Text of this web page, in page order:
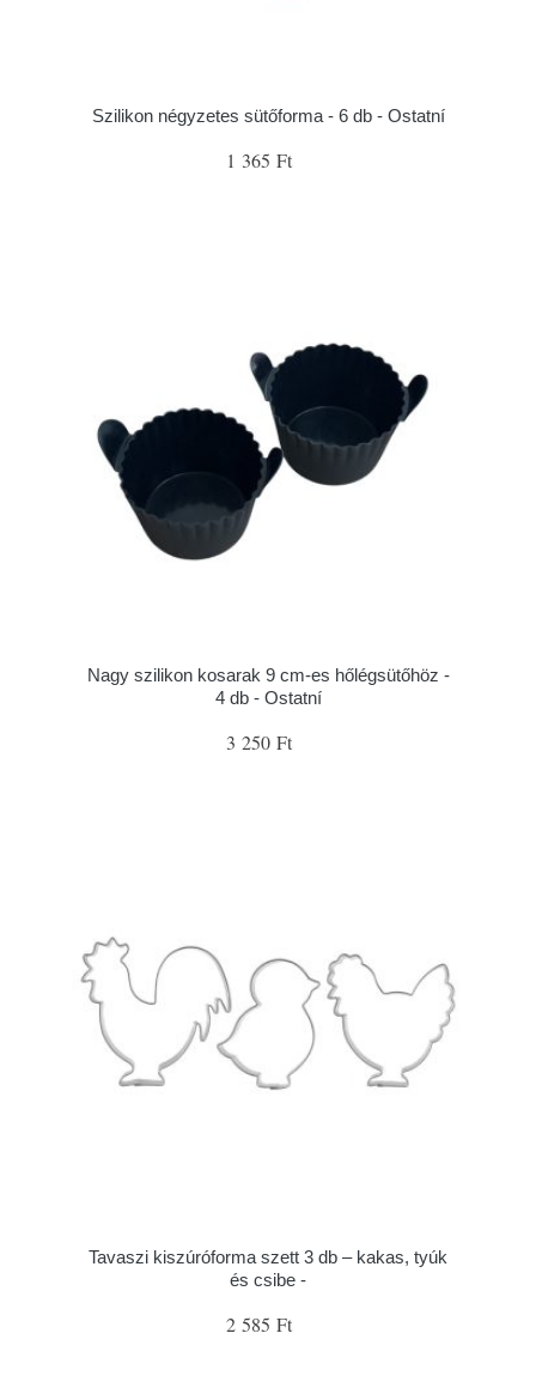
Szilikon négyzetes sütőforma - 6 db - Ostatní
1 365 Ft
Nagy szilikon kosarak 9 cm-es hőlégsütőhöz -
4 db - Ostatní
3 250 Ft
Tavaszi kiszúróforma szett 3 db – kakas, tyúk
és csibe -
2 585 Ft